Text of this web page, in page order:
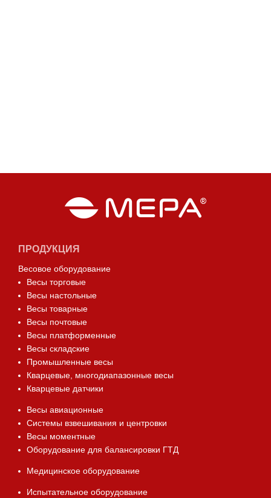
ПРОДУКЦИЯ
Весовое оборудование
Весы торговые
Весы настольные
Весы товарные
Весы почтовые
Весы платформенные
Весы складские
Промышленные весы
Кварцевые, многодиапазонные весы
Кварцевые датчики
Весы авиационные
Системы взвешивания и центровки
Весы моментные
Оборудование для балансировки ГТД
Медицинское оборудование
Испытательное оборудование